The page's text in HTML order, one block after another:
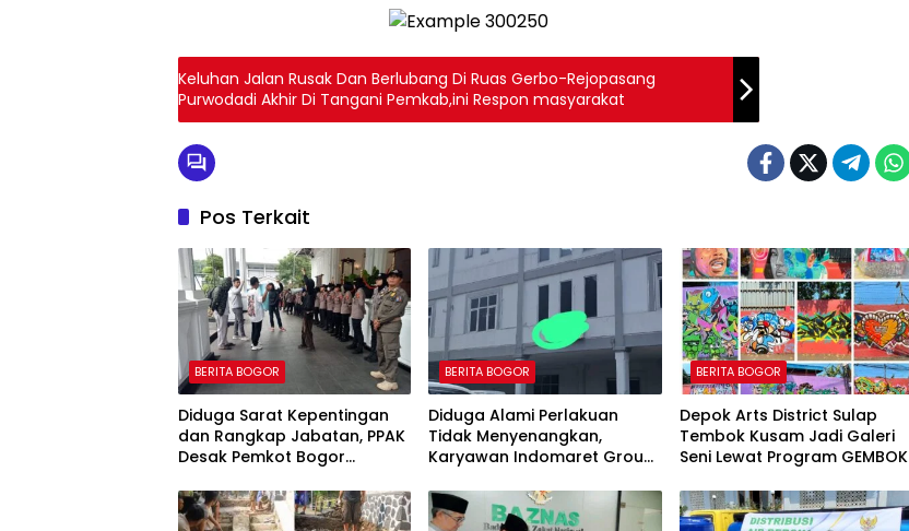
Keluhan Jalan Rusak Dan Berlubang Di Ruas Gerbo-Rejopasang
Purwodadi Akhir Di Tangani Pemkab,ini Respon masyarakat
Pos Terkait
BERITA BOGOR
Diduga Sarat Kepentingan
dan Rangkap Jabatan, PPAK
Desak Pemkot Bogor
Kabag Kesra
BERITA BOGOR
Diduga Alami Perlakuan
Tidak Menyenangkan,
Karyawan Indomaret Group
Hadapan Rekan Kerja
BERITA BOGOR
Depok Arts District Sulap
Tembok Kusam Jadi Galeri
Seni Lewat Program GEMBOK